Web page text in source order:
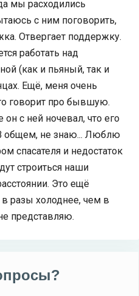
мы расходились
с ним поговорить,
Отвергает поддержку.
работать над
(как и пьяный, так и
Ещё, меня очень
говорит про бывшую.
с ней ночевал, что его
В общем, не знаю... Люблю
спасателя и недостаток
строиться наши
Это ещё
разы холоднее, чем в
представляю.